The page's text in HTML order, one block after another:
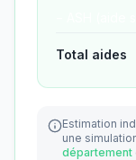
Total aides
Estimation
une
département